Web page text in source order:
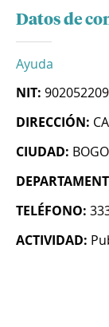
Datos de
Ayuda
NIT:
DIRECCIÓN:
CIUDAD:
TELÉFONO:
ACTIVIDAD: